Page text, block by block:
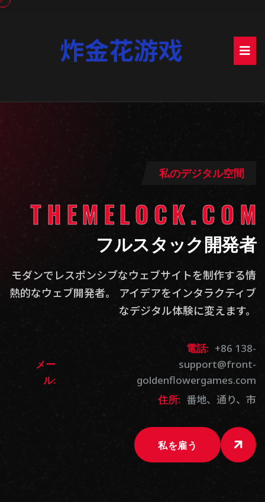
私のデジタル空間
T H E M E L O C K . C O M
フルスタック開発者
モダンでレスポンシブなウェブサイトを制作する情
熱的なウェブ開発者。 アイデアをインタラクティブ
なデジタル体験に変えます。
電話: +86 138-
メー
ル:
support@front-
goldenflowergames.com
住所: 番地、通り、市
私を雇う